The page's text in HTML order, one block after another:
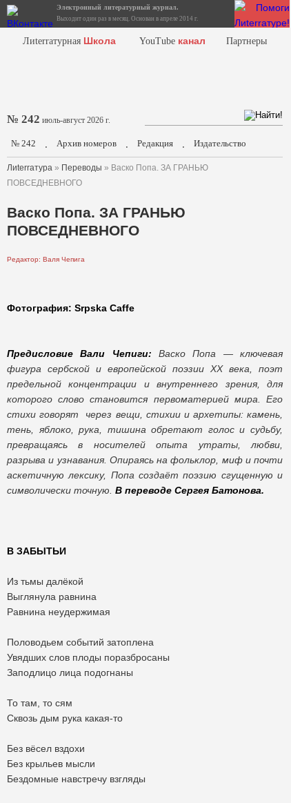
Электронный литературный журнал.
Выходит один раз в месяц. Основан в апреле 2014 г.
Лиterraтурная Школа YouTube канал Партнеры
№ 242 июль-август 2026 г.
№ 242 . Архив номеров . Редакция . Издательство
Лиterraтура » Переводы » Васко Попа. ЗА ГРАНЬЮ
ПОВСЕДНЕВНОГО
Васко Попа. ЗА ГРАНЬЮ
ПОВСЕДНЕВНОГО
Редактор: Валя Чепига
Фотография: Srpska Caffe
Предисловие Вали Чепиги: Васко Попа — ключевая
фигура сербской и европейской поэзии XX века, поэт
предельной концентрации и внутреннего зрения, для
которого слово становится первоматерией мира. Его
стихи говорят через вещи, стихии и архетипы: камень,
тень, яблоко, рука, тишина обретают голос и судьбу,
превращаясь в носителей опыта утраты, любви,
разрыва и узнавания. Опираясь на фольклор, миф и почти
аскетичную лексику, Попа создаёт поэзию сгущенную и
символически точную. В переводе Сергея Батонова.
В ЗАБЫТЬИ
Из тьмы далёкой
Выглянула равнина
Равнина неудержимая
Половодьем событий затоплена
Увядших слов плоды поразбросаны
Заподлицо лица подогнаны
То там, то сям
Сквозь дым рука какая-то
Без вёсел вздохи
Без крыльев мысли
Бездомные навстречу взгляды